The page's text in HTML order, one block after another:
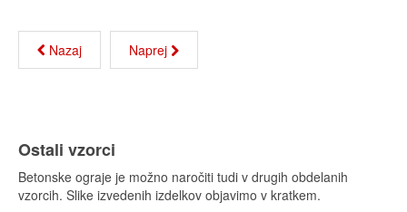
Nazaj Naprej
Ostali vzorci
Betonske ograje je možno naročiti tudi v drugih obdelanih
vzorcih. Slike izvedenih izdelkov objavimo v kratkem.